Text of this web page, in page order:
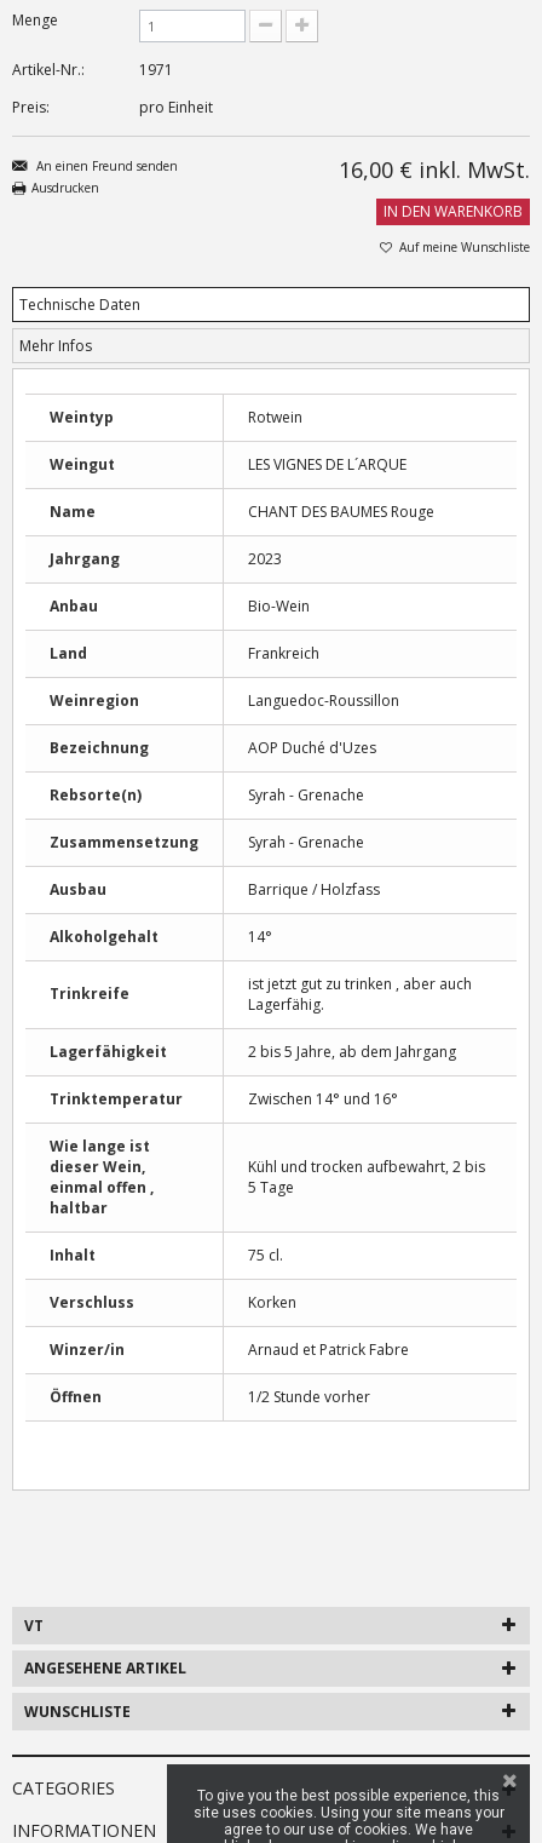
Menge
Artikel-Nr.:
1971
Preis:
pro Einheit
An einen Freund senden
Ausdrucken
16,00 € inkl. MwSt.
IN DEN WARENKORB
Auf meine Wunschliste
Technische Daten
Mehr Infos
Weintyp Rotwein
Weingut LES VIGNES DE L´ARQUE
Name CHANT DES BAUMES Rouge
Jahrgang 2023
Anbau Bio-Wein
Land Frankreich
Weinregion Languedoc-Roussillon
Bezeichnung AOP Duché d'Uzes
Rebsorte(n) Syrah - Grenache
Zusammensetzung Syrah - Grenache
Ausbau Barrique / Holzfass
Alkoholgehalt 14°
Trinkreife
ist jetzt gut zu trinken , aber auch
Lagerfähig.
Lagerfähigkeit 2 bis 5 Jahre, ab dem Jahrgang
Trinktemperatur Zwischen 14° und 16°
Wie lange ist
dieser Wein,
einmal offen ,
haltbar
Kühl und trocken aufbewahrt, 2 bis
5 Tage
Inhalt 75 cl.
Verschluss Korken
Winzer/in Arnaud et Patrick Fabre
Öffnen 1/2 Stunde vorher
VT
ANGESEHENE ARTIKEL
WUNSCHLISTE
CATEGORIES
INFORMATIONEN
To give you the best possible experience, this
site uses cookies. Using your site means your
agree to our use of cookies. We have